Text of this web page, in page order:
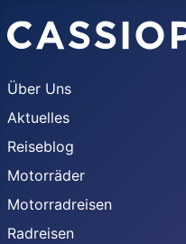
Über Uns
Aktuelles
Reiseblog
Motorräder
Motorradreisen
Radreisen